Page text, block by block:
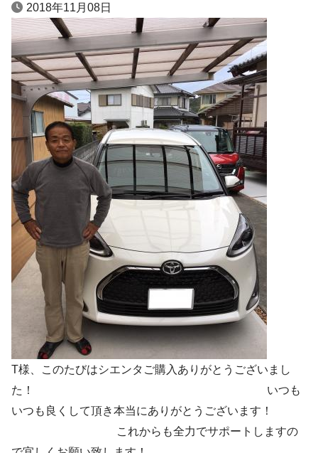
2018年11月08日
T様、このたびはシエンタご購入ありがとうございまし
た！ いつも
いつも良くして頂き本当にありがとうございます！
これからも全力でサポートしますの